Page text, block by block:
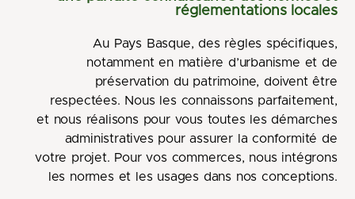
réglementations locales
Au Pays Basque, des règles spécifiques,
notamment en matière d’urbanisme et de
préservation du patrimoine, doivent être
respectées. Nous les connaissons parfaitement,
et nous réalisons pour vous toutes les démarches
administratives pour assurer la conformité de
votre projet. Pour vos commerces, nous intégrons
les normes et les usages dans nos conceptions.